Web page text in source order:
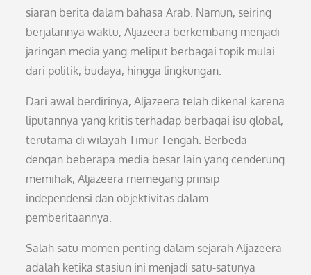
siaran berita dalam bahasa Arab. Namun, seiring
berjalannya waktu, Aljazeera berkembang menjadi
jaringan media yang meliput berbagai topik mulai
dari politik, budaya, hingga lingkungan.
Dari awal berdirinya, Aljazeera telah dikenal karena
liputannya yang kritis terhadap berbagai isu global,
terutama di wilayah Timur Tengah. Berbeda
dengan beberapa media besar lain yang cenderung
memihak, Aljazeera memegang prinsip
independensi dan objektivitas dalam
pemberitaannya.
Salah satu momen penting dalam sejarah Aljazeera
adalah ketika stasiun ini menjadi satu-satunya